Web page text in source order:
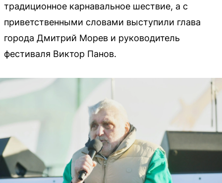
традиционное карнавальное шествие, а с
приветственными словами выступили глава
города Дмитрий Морев и руководитель
фестиваля Виктор Панов.